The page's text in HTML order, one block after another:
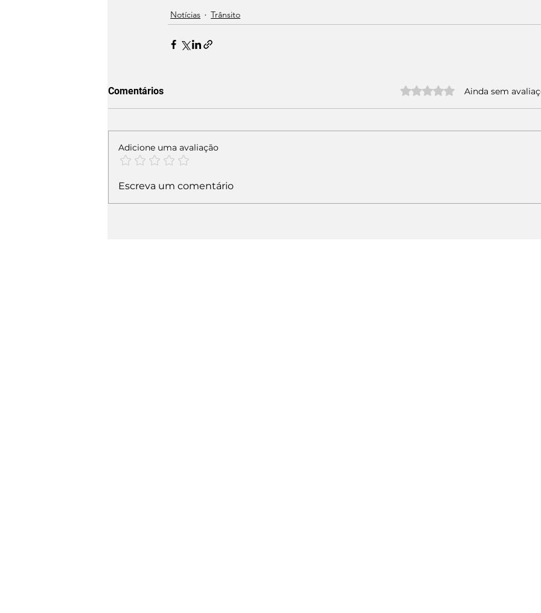
Notícias Trânsito
Comentários Avaliado com 0 de 5 estrelas.
Ainda sem
Adicione uma avaliação
Escreva um comentário